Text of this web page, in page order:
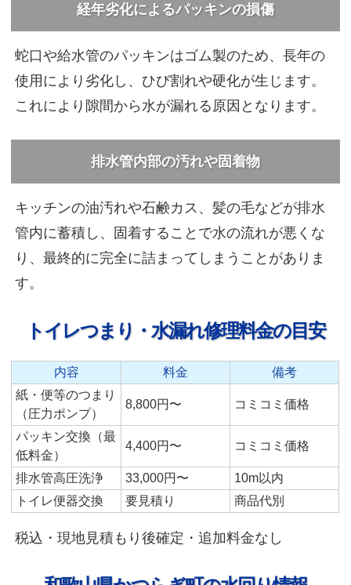
経年劣化によるパッキンの損傷
蛇口や給水管のパッキンはゴム製のため、長年の
使用により劣化し、ひび割れや硬化が生じます。
これにより隙間から水が漏れる原因となります。
排水管内部の汚れや固着物
キッチンの油汚れや石鹸カス、髪の毛などが排水
管内に蓄積し、固着することで水の流れが悪くな
り、最終的に完全に詰まってしまうことがありま
す。
トイレつまり・水漏れ修理料金の目安
内容 料金
備考
紙・便等のつまり
（圧力ポンプ）
8,800円〜 コミコミ価格
パッキン交換（最
低料金）
4,400円〜 コミコミ価格
排水管高圧洗浄 33,000円〜
10m以内
トイレ便器交換
要見積り 商品代別
税込・現地見積もり後確定・追加料金なし